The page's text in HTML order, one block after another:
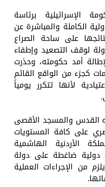
الإسرائيلية برئاسة
الكاملة والمباشرة عن
على ساحة الصراع
لوقف التصعيد وإطفاء
أمد حكومته، وحذرت
كجزء من الواقع القائم
لأنها تتكرر يومياً
القدس والمسجد الأقصى
على كافة المستويات
الأردنية الهاشمية
ضاغطة على دولة
من الإجراءات العملية